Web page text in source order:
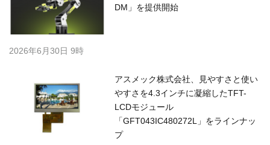
DM」を提供開始
2026年6月30日 9時
アスメック株式会社、見やすさと使い
やすさを4.3インチに凝縮したTFT-
LCDモジュール
「GFT043IC480272L」をラインナッ
プ